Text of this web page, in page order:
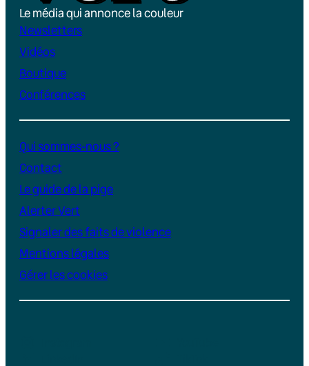
Le média qui annonce la couleur
Newsletters
Vidéos
Boutique
Conférences
Qui sommes-nous ?
Contact
Le guide de la pige
Alerter Vert
Signaler des faits de violence
Mentions légales
Gérer les cookies